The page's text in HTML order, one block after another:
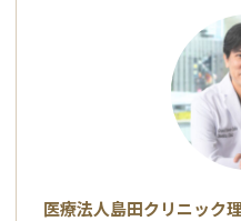
医療法人島田クリニック